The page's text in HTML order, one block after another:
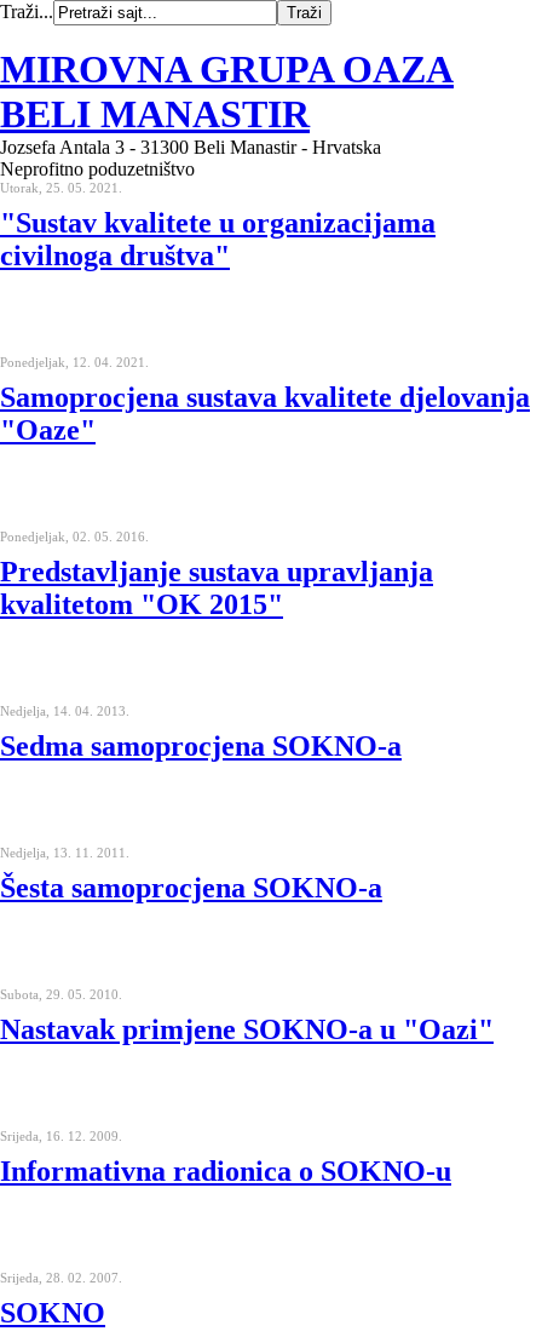
Traži...
MIROVNA GRUPA OAZA
BELI MANASTIR
Jozsefa Antala 3 - 31300 Beli Manastir - Hrvatska
Neprofitno poduzetništvo
Utorak, 25. 05. 2021.
"Sustav kvalitete u organizacijama
civilnoga društva"
Ponedjeljak, 12. 04. 2021.
Samoprocjena sustava kvalitete djelovanja
"Oaze"
Ponedjeljak, 02. 05. 2016.
Predstavljanje sustava upravljanja
kvalitetom "OK 2015"
Nedjelja, 14. 04. 2013.
Sedma samoprocjena SOKNO-a
Nedjelja, 13. 11. 2011.
Šesta samoprocjena SOKNO-a
Subota, 29. 05. 2010.
Nastavak primjene SOKNO-a u "Oazi"
Srijeda, 16. 12. 2009.
Informativna radionica o SOKNO-u
Srijeda, 28. 02. 2007.
SOKNO